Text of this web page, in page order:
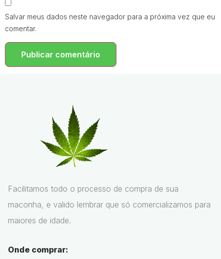
Salvar meus dados neste navegador para a próxima vez que eu
comentar.
Facilitamos todo o processo de compra de sua
maconha, e valido lembrar que só comercializamos para
maiores de idade.
Onde comprar: